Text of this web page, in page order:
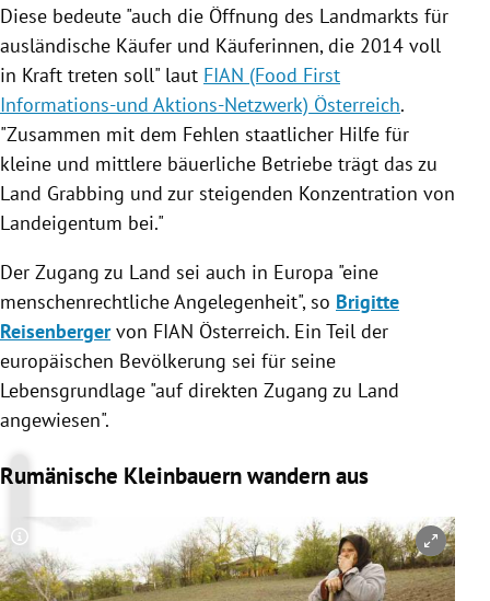
Diese bedeute "auch die Öffnung des Landmarkts für
ausländische Käufer und Käuferinnen, die 2014 voll
in Kraft treten soll" laut FIAN (Food First
Informations-und Aktions-Netzwerk) Österreich.
"Zusammen mit dem Fehlen staatlicher Hilfe für
kleine und mittlere bäuerliche Betriebe trägt das zu
Land Grabbing und zur steigenden Konzentration von
Landeigentum bei."
Der Zugang zu Land sei auch in Europa "eine
menschenrechtliche Angelegenheit", so Brigitte
Reisenbergervon FIAN Österreich. Ein Teil der
europäischen Bevölkerung sei für seine
Lebensgrundlage "auf direkten Zugang zu Land
angewiesen".
Rumänische Kleinbauern wandern aus
Copyright-Hinweis öffnen/schließen